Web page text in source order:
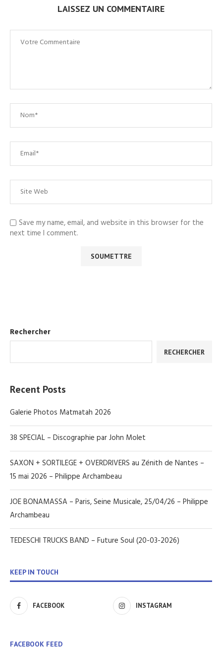
LAISSEZ UN COMMENTAIRE
Save my name, email, and website in this browser for the
next time I comment.
Rechercher
RECHERCHER
Recent Posts
Galerie Photos Matmatah 2026
38 SPECIAL – Discographie par John Molet
SAXON + SORTILEGE + OVERDRIVERS au Zénith de Nantes –
15 mai 2026 – Philippe Archambeau
JOE BONAMASSA – Paris, Seine Musicale, 25/04/26 – Philippe
Archambeau
TEDESCHI TRUCKS BAND – Future Soul (20-03-2026)
KEEP IN TOUCH
FACEBOOK INSTAGRAM
FACEBOOK FEED